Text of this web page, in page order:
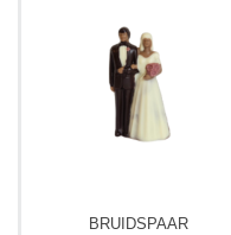
BRUIDSPAAR